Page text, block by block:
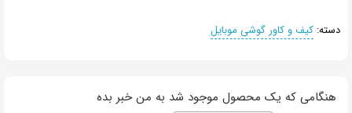
دسته: کیف و کاور گوشی موبایل
هنگامی که یک محصول موجود شد به من خبر بده